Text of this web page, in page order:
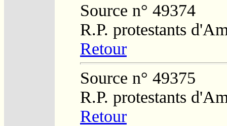
Source n° 49374
R.P. protestants
Retour
Source n° 49375
R.P. protestants
Retour